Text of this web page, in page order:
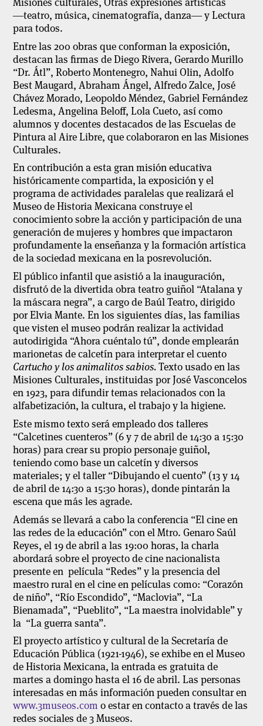
―teatro, música, cinematografía, danza― y Lectura
para todos.
Entre las 200 obras que conforman la exposición,
destacan las firmas de Diego Rivera, Gerardo Murillo
“Dr. Átl”, Roberto Montenegro, Nahui Olin, Adolfo
Best Maugard, Abraham Ángel, Alfredo Zalce, José
Chávez Morado, Leopoldo Méndez, Gabriel Fernández
Ledesma, Angelina Beloff, Lola Cueto, así como
alumnos y docentes destacados de las Escuelas de
Pintura al Aire Libre, que colaboraron en las Misiones
Culturales.
En contribución a esta gran misión educativa
históricamente compartida, la exposición y el
programa de actividades paralelas que realizará el
Museo de Historia Mexicana construye el
conocimiento sobre la acción y participación de una
generación de mujeres y hombres que impactaron
profundamente la enseñanza y la formación artística
de la sociedad mexicana en la posrevolución.
El público infantil que asistió a la inauguración,
disfrutó de la divertida obra teatro guiñol “Atalana y
la máscara negra”, a cargo de Baúl Teatro, dirigido
por Elvia Mante. En los siguientes días, las familias
que visten el museo podrán realizar la actividad
autodirigida “Ahora cuéntalo tú”, donde emplearán
marionetas de calcetín para interpretar el cuento
Cartucho y los animalitos sabios.Texto usado en las
Misiones Culturales, instituidas por José Vasconcelos
en 1923, para difundir temas relacionados con la
alfabetización, la cultura, el trabajo y la higiene.
Este mismo texto será empleado dos talleres
“Calcetines cuenteros” (6 y 7 de abril de 14:30 a 15:30
horas) para crear su propio personaje guiñol,
teniendo como base un calcetín y diversos
materiales; y el taller “Dibujando el cuento” (13 y 14
de abril de 14:30 a 15:30 horas), donde pintarán la
escena que más les agrade.
Además se llevará a cabo la conferencia “El cine en
las redes de la educación” con el Mtro. Genaro Saúl
Reyes, el 19 de abril a las 19:00 horas, la charla
abordará sobre el proyecto de cine nacionalista
presente en película “Redes” y la presencia del
maestro rural en el cine en películas como: “Corazón
de niño”, “Río Escondido”, “Maclovia”, “La
Bienamada”, “Pueblito”, “La maestra inolvidable” y
la “La guerra santa”.
El proyecto artístico y cultural de la Secretaría de
Educación Pública (1921-1946), se exhibe en el Museo
de Historia Mexicana, la entrada es gratuita de
martes a domingo hasta el 16 de abril. Las personas
interesadas en más información pueden consultar en
www.3museos.com o estar en contacto a través de las
redes sociales de 3 Museos.